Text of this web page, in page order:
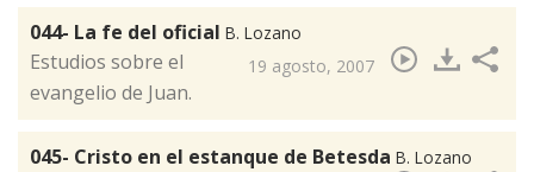
044- La fe del oficial B. Lozano
19 agosto, 2007
​Estudios sobre el
evangelio de Juan.
045- Cristo en el estanque de Betesda B. Lozano